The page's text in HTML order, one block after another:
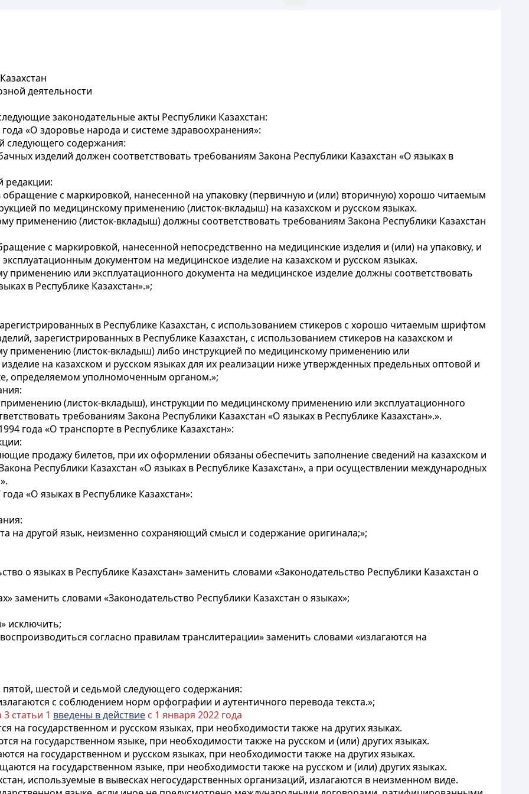
деятельности
законодательные акты Республики Казахстан:
«О здоровье народа и системе здравоохранения»:
следующего содержания:
изделий должен соответствовать требованиям Закона Республики Казахстан «О языках в
редакции:
обращение с маркировкой, нанесенной на упаковку (первичную и (или) вторичную) хорошо читаемым
по медицинскому применению (листок-вкладыш) на казахском и русском языках.
применению (листок-вкладыш) должны соответствовать требованиям Закона Республики Казахстан
с маркировкой, нанесенной непосредственно на медицинские изделия и (или) на упаковку, и
документом на медицинское изделие на казахском и русском языках.
применению или эксплуатационного документа на медицинское изделие должны соответствовать
в Республике Казахстан».»;
в Республике Казахстан, с использованием стикеров с хорошо читаемым шрифтом
зарегистрированных в Республике Казахстан, с использованием стикеров на казахском и
применению (листок-вкладыш) либо инструкцией по медицинскому применению или
на казахском и русском языках для их реализации ниже утвержденных предельных оптовой и
определяемом уполномоченным органом.»;
(листок-вкладыш), инструкции по медицинскому применению или эксплуатационного
требованиям Закона Республики Казахстан «О языках в Республике Казахстан».».
года «О транспорте в Республике Казахстан»:
продажу билетов, при их оформлении обязаны обеспечить заполнение сведений на казахском и
Республики Казахстан «О языках в Республике Казахстан», а при осуществлении международных
«О языках в Республике Казахстан»:
на другой язык, неизменно сохраняющий смысл и содержание оригинала;»;
о языках в Республике Казахстан» заменить словами «Законодательство Республики Казахстан о
заменить словами «Законодательство Республики Казахстан о языках»;
исключить;
согласно правилам транслитерации» заменить словами «излагаются на
шестой и седьмой следующего содержания:
с соблюдением норм орфографии и аутентичного перевода текста.»;
статьи 1 введены в действие с 1 января 2022 года
на государственном и русском языках, при необходимости также на других языках.
на государственном языке, при необходимости также на русском и (или) других языках.
на государственном и русском языках, при необходимости также на других языках.
на государственном языке, при необходимости также на русском и (или) других языках.
используемые в вывесках негосударственных организаций, излагаются в неизменном виде.